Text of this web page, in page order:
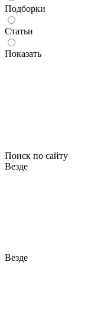
Подборки
Статьи
Показать
Поиск по сайту
Везде
Везде